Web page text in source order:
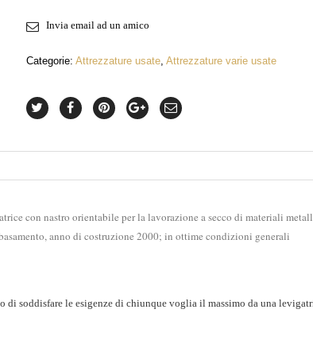
Invia email ad un amico
Categorie: Attrezzature usate, Attrezzature varie usate
con nastro orientabile per la lavorazione a secco di materiali
anno di costruzione 2000; in ottime condizioni generali
soddisfare le esigenze di chiunque voglia il massimo da una